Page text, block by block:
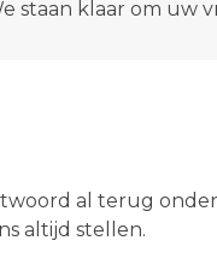
staan klaar om uw
al terug onder
altijd stellen.